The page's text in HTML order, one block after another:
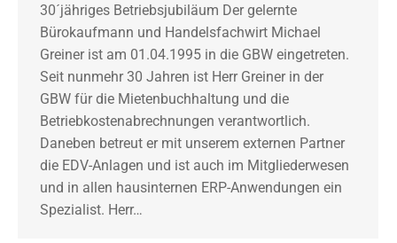
30´jähriges Betriebsjubiläum Der gelernte
Bürokaufmann und Handelsfachwirt Michael
Greiner ist am 01.04.1995 in die GBW eingetreten.
Seit nunmehr 30 Jahren ist Herr Greiner in der
GBW für die Mietenbuchhaltung und die
Betriebkostenabrechnungen verantwortlich.
Daneben betreut er mit unserem externen Partner
die EDV-Anlagen und ist auch im Mitgliederwesen
und in allen hausinternen ERP-Anwendungen ein
Spezialist. Herr…